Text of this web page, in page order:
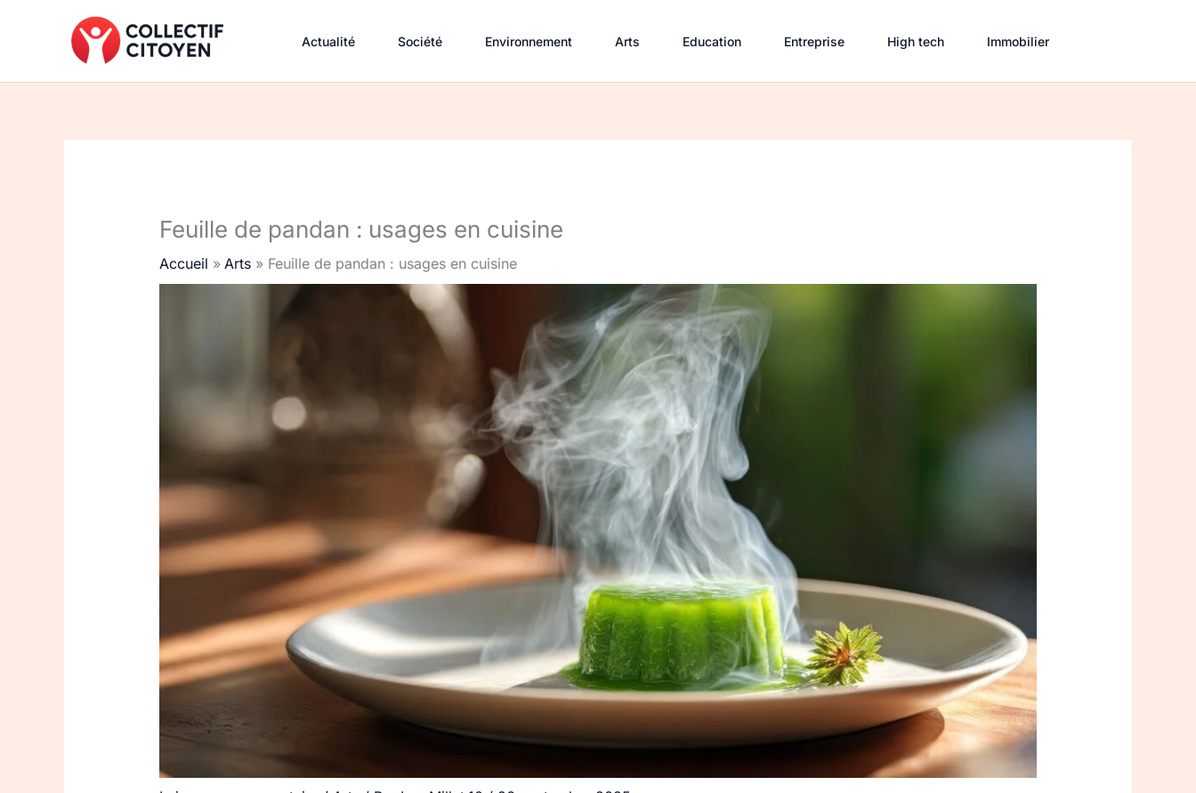
Actualité Société Environnement Arts Education Entreprise High tech Immobilier
Feuille de pandan : usages en cuisine
Accueil Arts Feuille de pandan : usages en cuisine